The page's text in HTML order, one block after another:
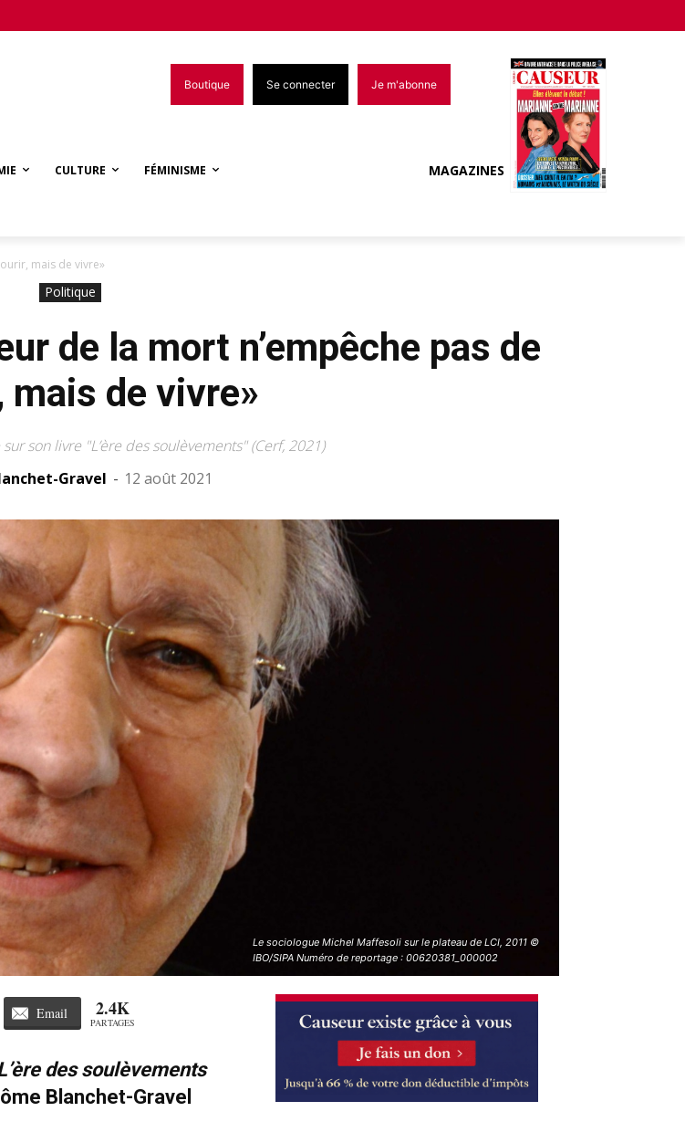
Boutique Se connecter Je m'abonne
CULTURE FÉMINISME MAGAZINES
mais de vivre»
Politique
de la mort n’empêche pas de
mais de vivre»
son livre "L’ère des soulèvements" (Cerf, 2021)
Gravel - 12 août 2021
Le sociologue Michel Maffesoli sur le plateau de LCI, 2011 ©
IBO/SIPA Numéro de reportage : 00620381_000002
Email 2.4K
PARTAGES
des soulèvements
Blanchet-Gravel